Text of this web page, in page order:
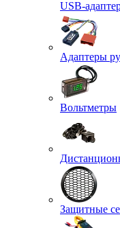
USB-
Адаптеры
Вольтметры
Защитные